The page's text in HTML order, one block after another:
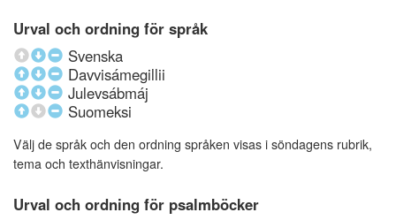
Urval och ordning för språk
Svenska
Davvisámegillii
Julevsábmáj
Suomeksi
Välj de språk och den ordning språken visas i söndagens rubrik,
tema och texthänvisningar.
Urval och ordning för psalmböcker